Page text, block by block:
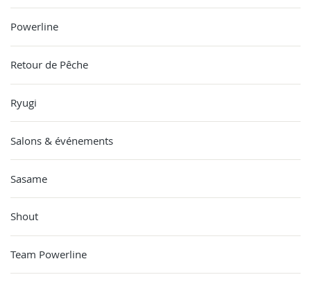
Powerline
Retour de Pêche
Ryugi
Salons & événements
Sasame
Shout
Team Powerline